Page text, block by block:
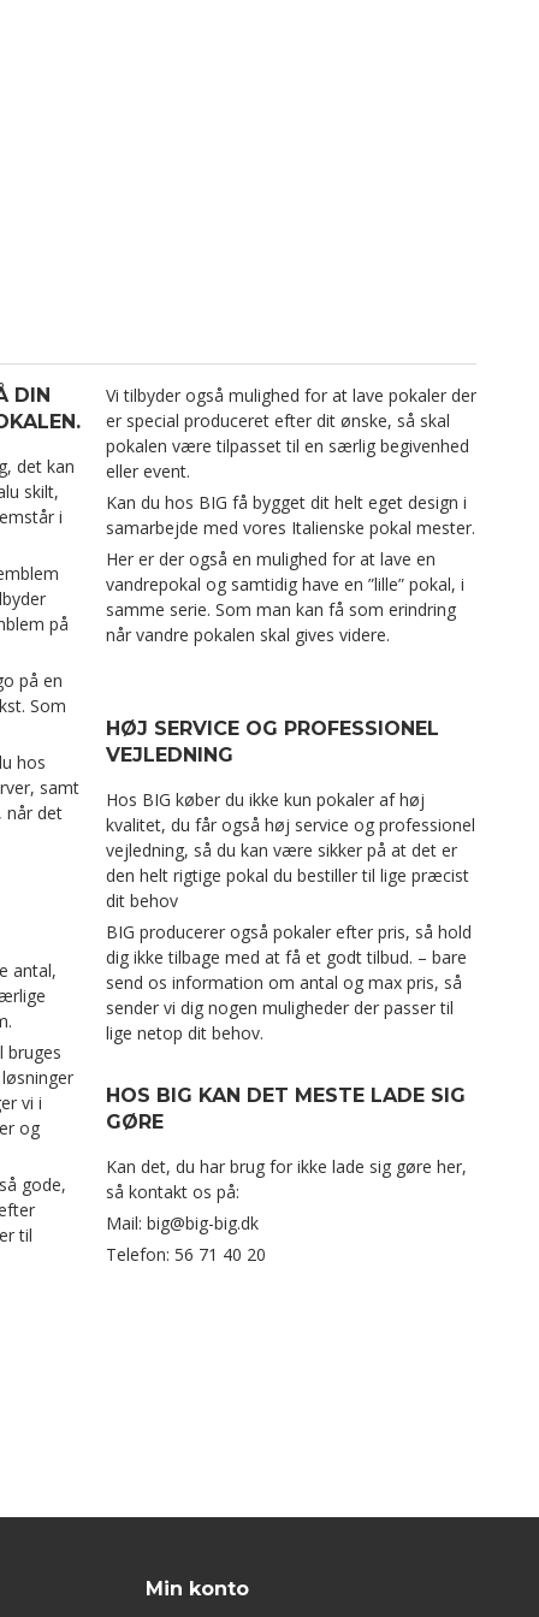
DIN
det kan
skilt,
i
på
på en
Som
hos
samt
når det
antal,
bruges
vi i
og
gode,
til
Vi tilbyder også mulighed for at lave pokaler der
er special produceret efter dit ønske, så skal
pokalen være tilpasset til en særlig begivenhed
eller event.
Kan du hos BIG få bygget dit helt eget design i
samarbejde med vores Italienske pokal mester.
Her er der også en mulighed for at lave en
vandrepokal og samtidig have en ”lille” pokal, i
samme serie. Som man kan få som erindring
når vandre pokalen skal gives videre.
HØJ SERVICE OG PROFESSIONEL
VEJLEDNING
Hos BIG køber du ikke kun pokaler af høj
kvalitet, du får også høj service og professionel
vejledning, så du kan være sikker på at det er
den helt rigtige pokal du bestiller til lige præcist
dit behov
BIG producerer også pokaler efter pris, så hold
dig ikke tilbage med at få et godt tilbud. – bare
send os information om antal og max pris, så
sender vi dig nogen muligheder der passer til
lige netop dit behov.
HOS BIG KAN DET MESTE LADE SIG
GØRE
Kan det, du har brug for ikke lade sig gøre her,
så kontakt os på:
Mail: big@big-big.dk
Telefon: 56 71 40 20
Min konto